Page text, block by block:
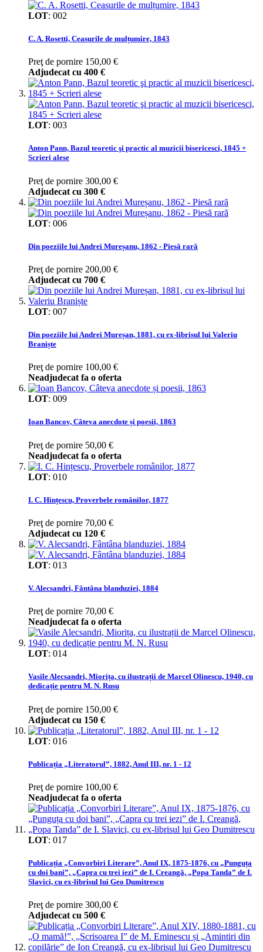
LOT: 002
C. A. Rosetti, Ceasurile de mulțumire, 1843
Preţ de pornire 150,00 €
Adjudecat cu 400 €
LOT: 003
Anton Pann, Bazul teoretic şi practic al muzicii bisericesci, 1845 +
Scrieri alese
Preţ de pornire 300,00 €
Adjudecat cu 300 €
LOT: 006
Din poeziile lui Andrei Mureșanu, 1862 - Piesă rară
Preţ de pornire 200,00 €
Adjudecat cu 700 €
LOT: 007
Din poeziile lui Andrei Mureșan, 1881, cu ex-librisul lui Valeriu
Braniște
Preţ de pornire 100,00 €
Neadjudecat fa o oferta
LOT: 009
Ioan Bancov, Câteva anecdote și poesii, 1863
Preţ de pornire 50,00 €
Neadjudecat fa o oferta
LOT: 010
I. C. Hințescu, Proverbele românilor, 1877
Preţ de pornire 70,00 €
Adjudecat cu 120 €
LOT: 013
V. Alecsandri, Fântâna blanduziei, 1884
Preţ de pornire 70,00 €
Neadjudecat fa o oferta
LOT: 014
Vasile Alecsandri, Miorița, cu ilustrații de Marcel Olinescu, 1940, cu
dedicație pentru M. N. Rusu
Preţ de pornire 150,00 €
Adjudecat cu 150 €
LOT: 016
Publicația „Literatorul”, 1882, Anul III, nr. 1 - 12
Preţ de pornire 100,00 €
Neadjudecat fa o oferta
LOT: 017
Publicația „Convorbiri Literare”, Anul IX, 1875-1876, cu „Punguța
cu doi bani”, „Capra cu trei iezi” de I. Creangă, „Popa Tanda” de I.
Slavici, cu ex-librisul lui Geo Dumitrescu
Preţ de pornire 300,00 €
Adjudecat cu 500 €